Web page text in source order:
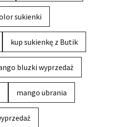
sukienki
kup sukienkę z Butik
bluzki wyprzedaż
mango ubrania